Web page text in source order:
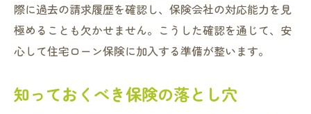
際に過去の請求履歴を確認し、保険会社の対応能力を見
極めることも欠かせません。こうした確認を通じて、安
心して住宅ローン保険に加入する準備が整います。
知っておくべき保険の落とし穴